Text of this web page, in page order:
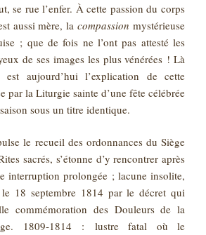
se rue l’enfer. À cette passion du corps
aussi mère, lacompassion mystérieuse
; que de fois ne l’ont pas attesté les
de ses images les plus vénérées ! Là
aujourd’hui l’explication de cette
par la Liturgie sainte d’une fête célébrée
sous un titre identique.
le recueil des ordonnances du Siège
sacrés, s’étonne d’y rencontrer après
interruption prolongée ; lacune insolite,
18 septembre 1814 par le décret qui
commémoration des Douleurs de la
1809‑1814 : lustre fatal où le